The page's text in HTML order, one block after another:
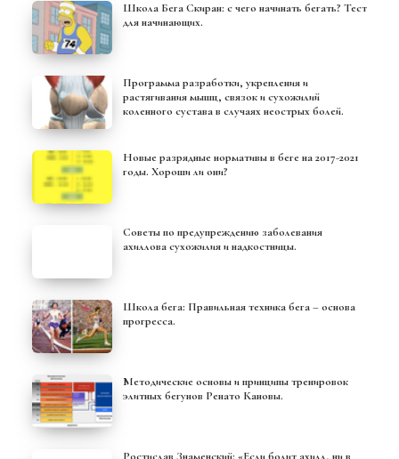
Школа Бега Скиран: с чего начинать бегать? Тест
для начинающих.
Программа разработки, укрепления и
растягивания мышц, связок и сухожилий
коленного сустава в случаях неострых болей.
Новые разрядные нормативы в беге на 2017-2021
годы. Хороши ли они?
Советы по предупреждению заболевания
ахиллова сухожилия и надкостницы.
Школа бега: Правильная техника бега – основа
прогресса.
Методические основы и принципы тренировок
элитных бегунов Ренато Кановы.